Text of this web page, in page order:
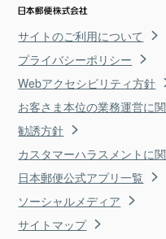
サイトのご利用について
プライバシーポリシー
Webアクセシビリティ方針
お客さま本位の業務運営に
勧誘方針
カスタマーハラスメントに
日本郵便公式アプリ一覧
ソーシャルメディア
サイトマップ